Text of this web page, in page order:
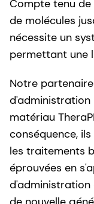
Compte tenu
de molécules
nécessite un
permettant une
Notre
matériau
conséquence,
les traitements
éprouvées en
d'administration